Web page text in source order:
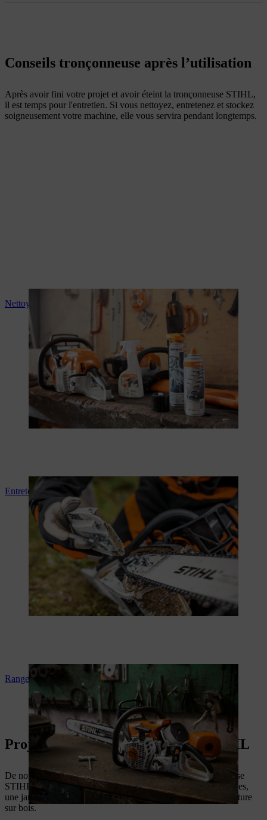
Conseils tronçonneuse après l’utilisation
Après avoir fini votre projet et avoir éteint la tronçonneuse STIHL,
il est temps pour l'entretien. Si vous nettoyez, entretenez et stockez
soigneusement votre machine, elle vous servira pendant longtemps.
Nettoyer la tronçonneuse
Entretenir la tronçonneuse
Ranger la tronçonneuse
Projets pour votre tronçonneuse STIHL
De nombreux projets passionnants attendent votre tronçonneuse
STIHL. Vous pouvez, par exemple, fabriquer un hôtel à insectes,
une jardinière ou découvrir une nouvelle passion dans la sculpture
sur bois.